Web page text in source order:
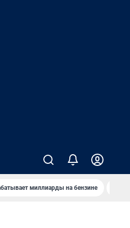
миллиарды на бензине